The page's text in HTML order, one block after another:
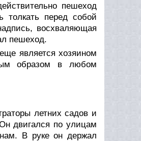
пешеход
толкать перед собой
восхваляющая
пешеход.
является хозяином
образом в любом
летних садов и
двигался по улицам
В руке он держал